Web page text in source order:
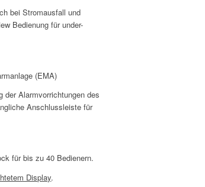
bei Stromausfall und
Bedienung für under-
(EMA)
der Alarmvorrichtungen des
Anschlussleiste für
für bis zu 40 Bedienern.
Display.